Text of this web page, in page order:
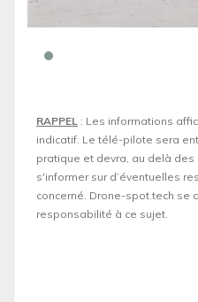
RAPPEL : Les informations
indicatif. Le télé-pilote sera
pratique et devra, au delà des
s'informer sur d’éventuelles
concerné. Drone-spot.tech se
responsabilité à ce sujet.